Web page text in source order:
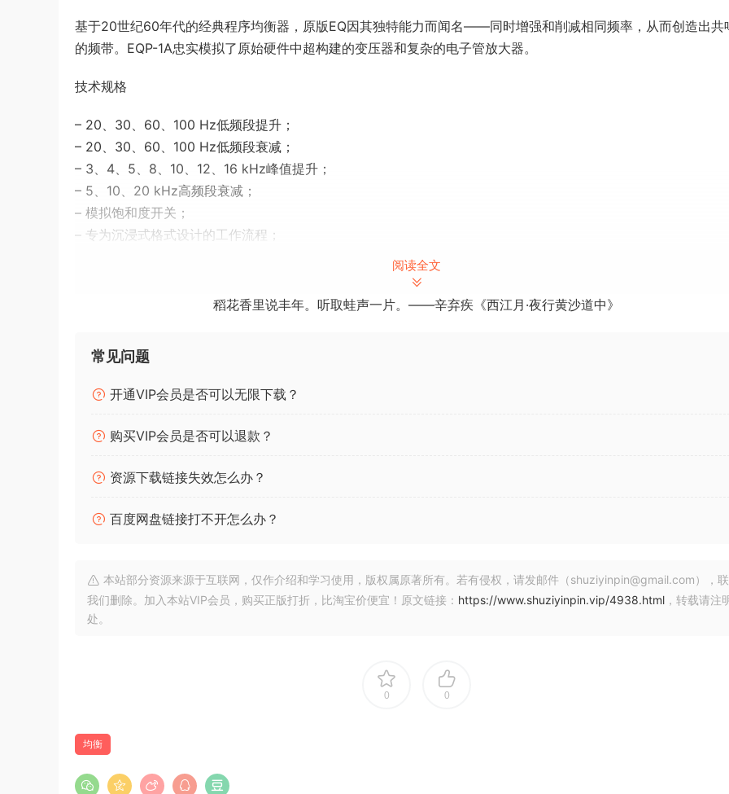
基于20世纪60年代的经典程序均衡器，原版EQ因其独特能力而闻名——同时增强和削减相同频率，从而创造出共
的频带。EQP-1A忠实模拟了原始硬件中超构建的变压器和复杂的电子管放大器。
技术规格
– 20、30、60、100 Hz低频段提升；
– 20、30、60、100 Hz低频段衰减；
– 3、4、5、8、10、12、16 kHz峰值提升；
– 5、10、20 kHz高频段衰减；
– 模拟饱和度开关；
– 专为沉浸式格式设计的工作流程；
为宽带均衡而构思和创建的EQP-1A，具有四个低频增益/削减频率、三个高频切点频率和七个高频提升点，以及一
此模块允许您从四个可用的均衡器中选择。均衡器以串联方式排列，使您可以使用不同均衡器设置处理通道。
用于左右通道，第二个EQ用于中央通道，第三个EQ用于LFE等。
您可以重命名单元按钮以便于使用。要重命名所选的单元按钮，右键点击按钮。
为了打开均衡器的独奏（监听），双击所选的均衡器编号。处于独奏模式的均衡器会发光黄色，要退出独奏模式，
您还可以将所有均衡器设置复制到另一个均衡器。为此，请选择要从中复制设置的均衡器，然后点击复制按钮，再
要复制设置的均衡器。
输入路由允许您在立体声到7.1.4和9.1.6等44种常见声道设置中进行选择。只需在输入路由模块中选择适合您轨道的
您也可以创建自己的输入路由配置文件。有16个独立的声道可供使用。
点击输入路由选择显示旁边的编辑按钮。按住Shift键并选择所需的声道数量。按顺序命名选定的声道。然后点击保
阅读全文
稻花香里说丰年。听取蛙声一片。——辛弃疾《西江月·夜行黄沙道中》
常见问题
开通VIP会员是否可以无限下载？
购买VIP会员是否可以退款？
资源下载链接失效怎么办？
百度网盘链接打不开怎么办？
本站部分资源来源于互联网，仅作介绍和学习使用，版权属原著所有。若有侵权，请发邮件（shuziyinpin@gmail.com），
我们删除。加入本站VIP会员，购买正版打折，比淘宝价便宜！原文链接： https://www.shuziyinpin.vip/4938.html ，转载请注
处。
0 0
均衡